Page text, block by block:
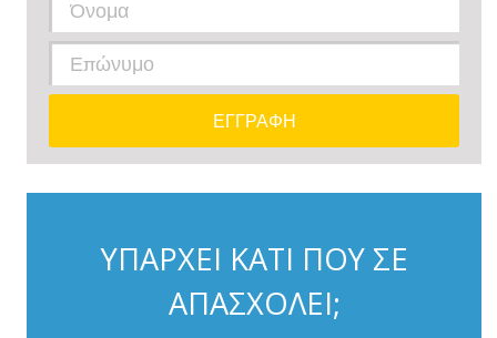
ΥΠΑΡΧΕΙ ΚΑΤΙ ΠΟΥ ΣΕ
ΑΠΑΣΧΟΛΕΙ;